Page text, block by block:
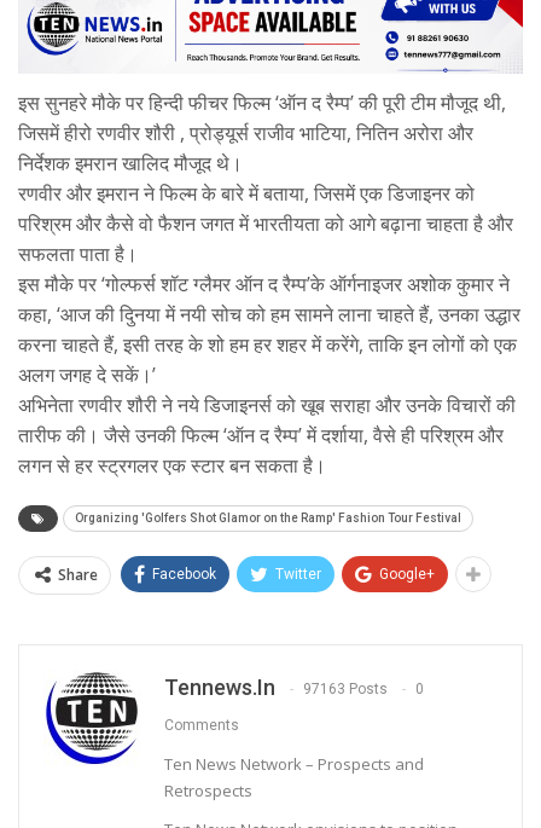
इस सुनहरे मौके पर हिन्दी फीचर फिल्म ‘ऑन द रैम्प’ की पूरी टीम मौजूद थी,
जिसमें हीरो रणवीर शौरी , प्रोड्यूर्स राजीव भाटिया, नितिन अरोरा और
निर्देशक इमरान खालिद मौजूद थे।
रणवीर और इमरान ने फिल्म के बारे में बताया, जिसमें एक डिजाइनर को
परिश्रम और कैसे वो फैशन जगत में भारतीयता को आगे बढ़ाना चाहता है और
सफलता पाता है।
इस मौके पर ‘गोल्फर्स शॉट ग्लैमर ऑन द रैम्प’के ऑर्गनाइजर अशोक कुमार ने
कहा, ‘आज की दुिनया में नयी सोच को हम सामने लाना चाहते हैं, उनका उद्धार
करना चाहते हैं, इसी तरह के शो हम हर शहर में करेंगे, ताकि इन लोगों को एक
अलग जगह दे सकें।’
अभिनेता रणवीर शौरी ने नये डिजाइनर्स को खूब सराहा और उनके विचारों की
तारीफ की। जैसे उनकी फिल्म ‘ऑन द रैम्प’ में दर्शाया, वैसे ही परिश्रम और
लगन से हर स्ट्रगलर एक स्टार बन सकता है।
Organizing 'Golfers Shot Glamor on the Ramp' Fashion Tour Festival
Share Facebook Twitter Google+
Tennews.in 97163 Posts 0
Comments
Ten News Network – Prospects and
Retrospects